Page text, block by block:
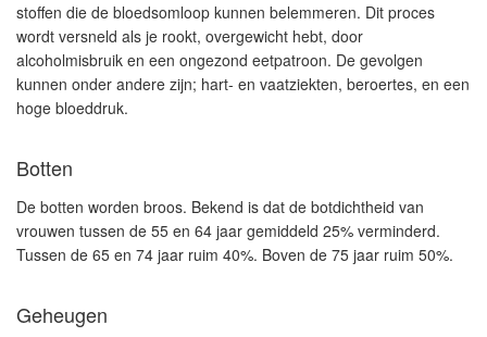
stoffen die de bloedsomloop kunnen belemmeren. Dit proces
wordt versneld als je rookt, overgewicht hebt, door
alcoholmisbruik en een ongezond eetpatroon. De gevolgen
kunnen onder andere zijn; hart- en vaatziekten, beroertes, en een
hoge bloeddruk.
Botten
De botten worden broos. Bekend is dat de botdichtheid van
vrouwen tussen de 55 en 64 jaar gemiddeld 25% verminderd.
Tussen de 65 en 74 jaar ruim 40%. Boven de 75 jaar ruim 50%.
Geheugen